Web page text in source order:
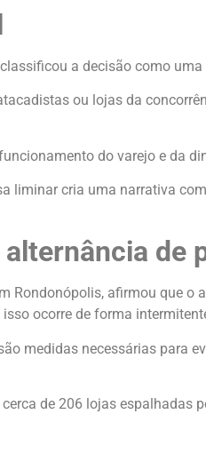
a decisão como
ou lojas da
do varejo e da
liminar cria uma narrativa
de
Rondonópolis, afirmou que o
ocorre de forma
medidas necessárias para
de 206 lojas espalhadas